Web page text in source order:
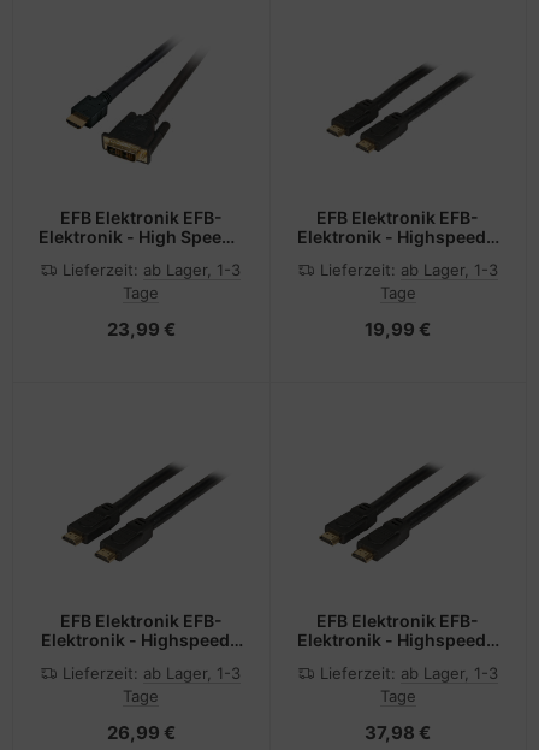
EFB Elektronik EFB-
Elektronik - High Speed -
männlich zu DVI-D
männlich
Lieferzeit: ab Lager, 1-3
Tage
23,99 €
EFB Elektronik EFB-
Elektronik - Highspeed -
Lieferzeit: ab Lager, 1-3
Tage
19,99 €
EFB Elektronik EFB-
Elektronik - Highspeed -
Lieferzeit: ab Lager, 1-3
Tage
26,99 €
EFB Elektronik EFB-
Elektronik - Highspeed -
Lieferzeit: ab Lager, 1-3
Tage
37,98 €